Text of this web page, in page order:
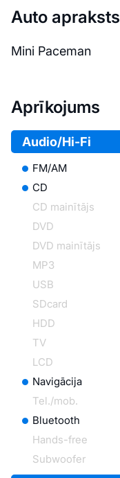
Auto apraksts
Mini Paceman
Aprīkojums
Audio/Hi-Fi
FM/AM
CD
CD mainītājs
DVD
DVD mainītājs
MP3
USB
SDcard
HDD
TV
LCD
Navigācija
Tel./mob.
Bluetooth
Hands-free
Subwoofer